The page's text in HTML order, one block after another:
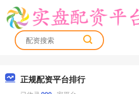
正规配资平台排行